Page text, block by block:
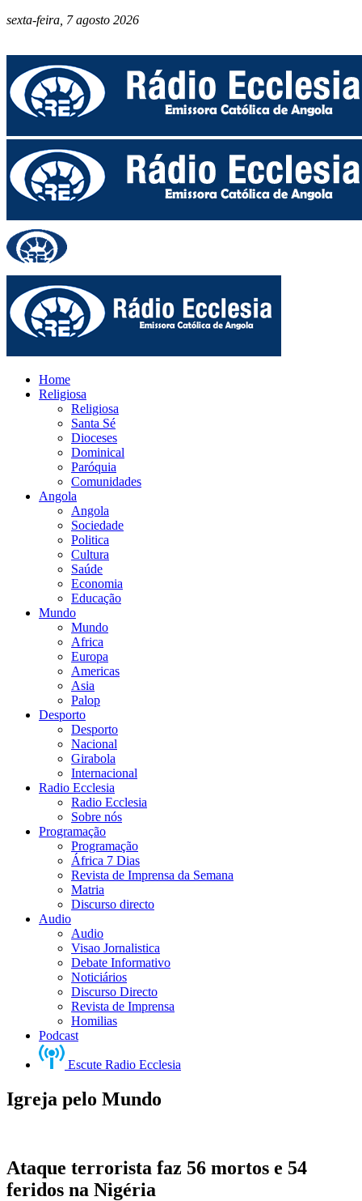
sexta-feira, 7 agosto 2026
Home
Religiosa
Religiosa
Santa Sé
Dioceses
Dominical
Paróquia
Comunidades
Angola
Angola
Sociedade
Politica
Cultura
Saúde
Economia
Educação
Mundo
Mundo
Africa
Europa
Americas
Asia
Palop
Desporto
Desporto
Nacional
Girabola
Internacional
Radio Ecclesia
Radio Ecclesia
Sobre nós
Programação
Programação
África 7 Dias
Revista de Imprensa da Semana
Matria
Discurso directo
Audio
Audio
Visao Jornalistica
Debate Informativo
Noticiários
Discurso Directo
Revista de Imprensa
Homilias
Podcast
Escute Radio Ecclesia
Igreja pelo Mundo
Ataque terrorista faz 56 mortos e 54
feridos na Nigéria